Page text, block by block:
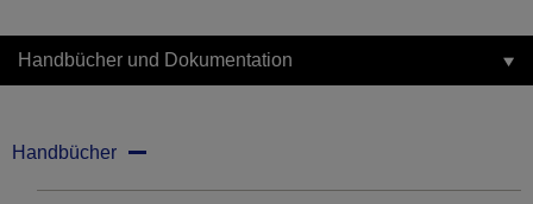
Handbücher und Dokumentation
Handbücher